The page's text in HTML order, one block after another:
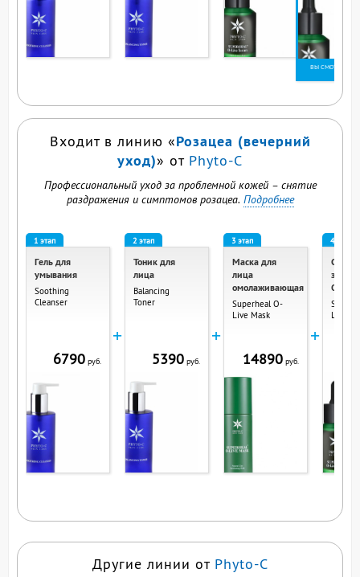
ВЫ СМОТРИТЕ
ПРОДУКТ
Входит в линию «Розацеа (вечерний
уход)» от Phyto-C
Профессиональный уход за проблемной кожей – снятие
раздражения и симптомов розацеа. Подробнее
1 этап
Гель для
умывания
Soothing
Cleanser
6790 руб.
+
2 этап
Тоник для
лица
Balancing
Toner
5390 руб.
+
3 этап
Маска для
лица
омолаживающая
Superheal O-
Live Mask
14890 руб.
+
4 этап
Оливы
Live
Другие линии от Phyto-C